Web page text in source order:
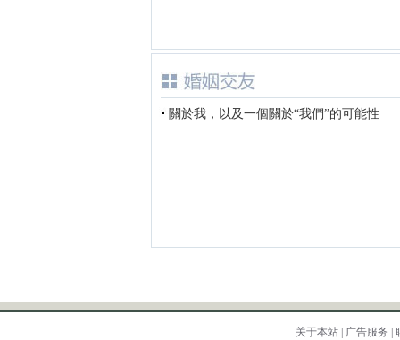
關於我，以及一個關於“我們”的可能性
关于本站| 广告服务